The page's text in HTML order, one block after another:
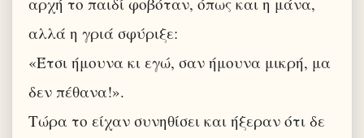
αλλά η γριά σφύριξε:
«Έτσι ήμουνα κι εγώ, σαν ήμουνα μικρή, μα
δεν πέθανα!».
Τώρα το είχαν συνηθίσει και ήξεραν ότι δε